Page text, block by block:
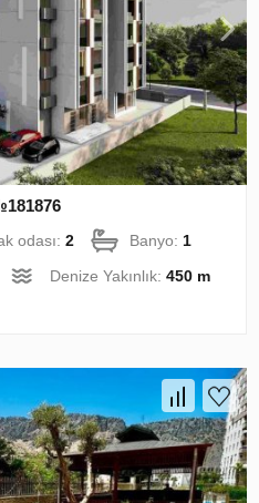
odası:2 Banyo: 1
Denize Yakınlık:450 m